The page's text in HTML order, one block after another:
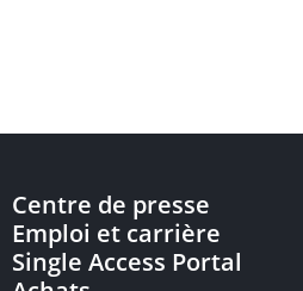
Centre de presse
Emploi et carrière
Single Access Portal